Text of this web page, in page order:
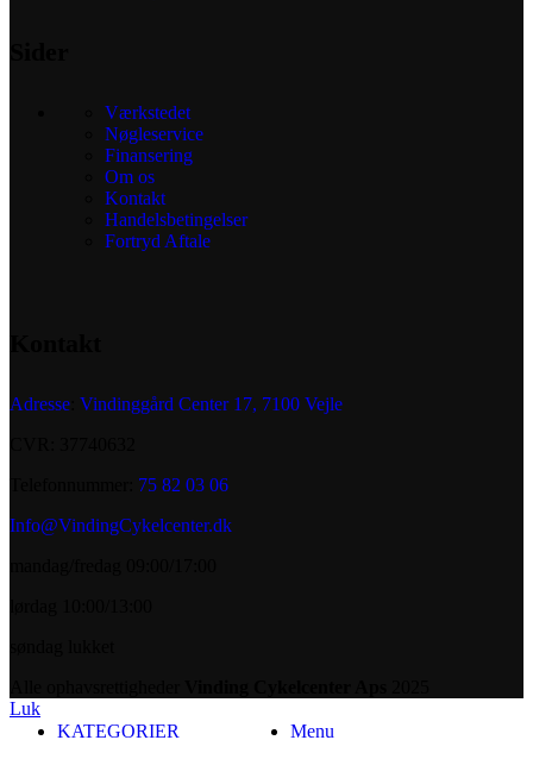
Værkstedet
Nøgleservice
Finansering
Om os
Kontakt
Handelsbetingelser
Fortryd Aftale
Adresse Vindinggård Center 17, 7100 Vejle
75 82 03 06
Info@VindingCykelcenter.dk
Luk
Menu
KATEGORIER